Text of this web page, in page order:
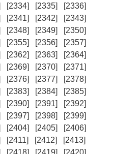
[2334] [2335]
[2336]
[2341] [2342]
[2343]
[2348] [2349]
[2350]
[2355] [2356]
[2357]
[2362] [2363]
[2364]
[2369] [2370]
[2371]
[2376] [2377]
[2378]
[2383] [2384]
[2385]
[2390] [2391]
[2392]
[2397] [2398]
[2399]
[2404] [2405]
[2406]
[2411] [2412]
[2413]
[2418] [2419]
[2420]